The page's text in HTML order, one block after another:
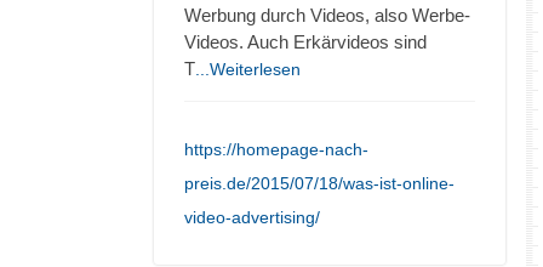
Werbung durch Videos, also Werbe-
Videos. Auch Erkärvideos sind
T ...Weiterlesen
https://homepage-nach-
preis.de/2015/07/18/was-ist-online-
video-advertising/